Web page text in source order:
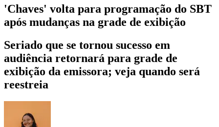
'Chaves' volta para programação do SBT
após mudanças na grade de exibição
Seriado que se tornou sucesso em
audiência retornará para grade de
exibição da emissora; veja quando será
reestreia